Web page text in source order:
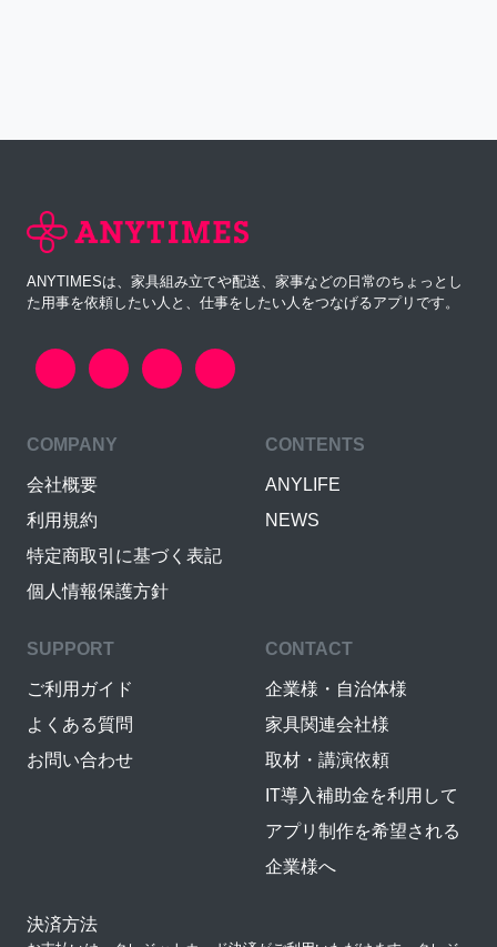
ANYTIMESは、家具組み立てや配送、家事などの日常のちょっとし
た用事を依頼したい人と、仕事をしたい人をつなげるアプリです。
COMPANY
会社概要
利用規約
特定商取引に基づく表記
個人情報保護方針
CONTENTS
ANYLIFE
NEWS
SUPPORT
ご利用ガイド
よくある質問
お問い合わせ
CONTACT
企業様・自治体様
家具関連会社様
取材・講演依頼
IT導入補助金を利用して
アプリ制作を希望される
企業様へ
決済方法